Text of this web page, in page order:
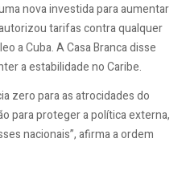
nova investida para aumentar
tarifas contra qualquer
a Cuba. A Casa Branca disse
a estabilidade no Caribe.
zero para as atrocidades do
para proteger a política externa,
nacionais”, afirma a ordem